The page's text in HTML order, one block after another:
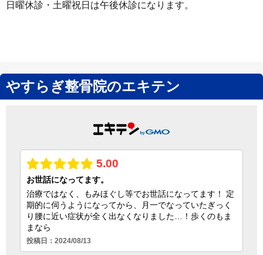
日曜休診・土曜祝日は午後休診になります。
やすらぎ整骨院のエキテン